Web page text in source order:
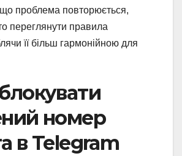
проблема повторюється,
переглянути правила
її більш гармонійною для
номер
в Telegram